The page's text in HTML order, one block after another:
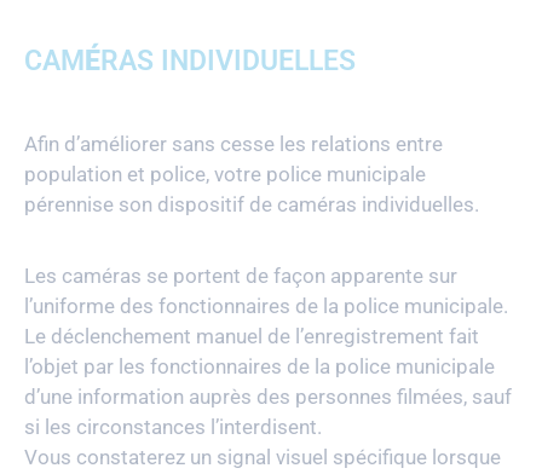
CAM ÉRAS INDIVIDUELLES
Afin d’améliorer sans cesse les relations entre
population et police, votre police municipale
pérennise son dispositif de caméras individuelles.
Les caméras se portent de façon apparente sur
l’uniforme des fonctionnaires de la police municipale.
Le déclenchement manuel de l’enregistrement fait
l’objet par les fonctionnaires de la police municipale
d’une information auprès des personnes filmées, sauf
si les circonstances l’interdisent.
Vous constaterez un signal visuel spécifique lorsque